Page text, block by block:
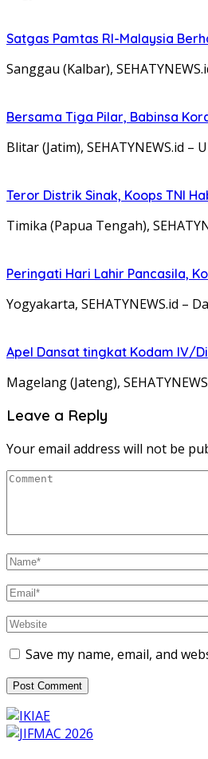
Satgas Pamtas RI-Malaysia
Sanggau (Kalbar),
Bersama Tiga Pilar, Babinsa
Blitar (Jatim), SEHATYNEWS.id
Teror Distrik Sinak, Koops TNI
Timika (Papua Tengah),
Peringati Hari Lahir Pancasila,
Yogyakarta, SEHATYNEWS.id –
Apel Dansat tingkat Kodam lV/
Magelang (Jateng),
Leave a Reply
Your email address will not be
Save my name, email, and